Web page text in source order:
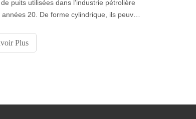
puits utilisées dans l’industrie pétrolière
20. De forme cylindrique, ils peuvent
un diamètre de 3 à 4 po. Comparées
de profondeur d’autres types de
Plus